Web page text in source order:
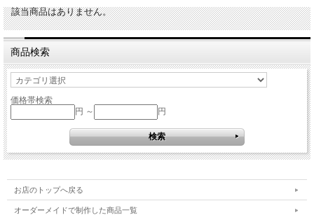
該当商品はありません。
商品検索
価格帯検索
円 ～
円
お店のトップへ戻る
オーダーメイドで制作した商品一覧